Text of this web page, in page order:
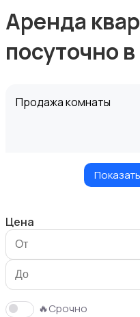
Аренда
посуточно
Продажа комнаты
Продажа участка
Цена
🔥Срочно